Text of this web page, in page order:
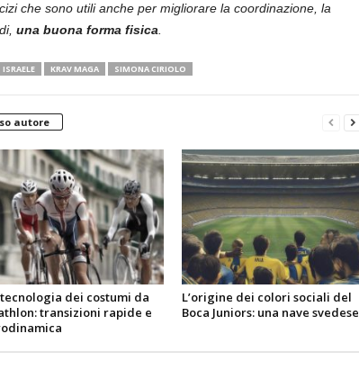
che sono utili anche per migliorare la coordinazione, la
una buona forma fisica
ISRAELE KRAV MAGA SIMONA CIRIOLO
autore
dei costumi da
transizioni rapide e
L’origine dei colori sociali del
Boca Juniors: una nave svedese